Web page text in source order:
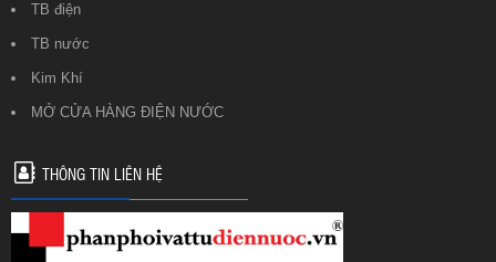
TB điện
TB nước
Kim Khí
MỞ CỬA HÀNG ĐIỆN NƯỚC
THÔNG TIN LIÊN HỆ